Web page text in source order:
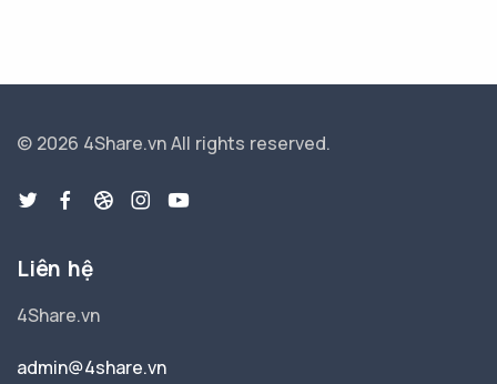
© 2026 4Share.vnAll rights reserved.
Liên hệ
4Share.vn
admin@4share.vn